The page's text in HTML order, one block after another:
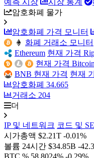
예측 시장
시장 통계
암호화폐 물가
암호화폐 가격 모니터
화폐 거래소 모니터
Ethereum 현재 가격
현재 가격
BNB 현재 가격 현재
암호화폐 34.665
거래소 204
더
IP 및 네트워크 코드 및
시가총액 $2.21T -0.01%
볼륨 24시간 $34.85B -
BTC % 58.8024% -0.29%